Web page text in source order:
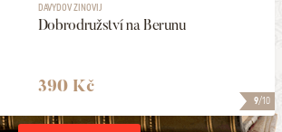
9/10
DAVYDOV ZINOVIJ
Dobrodružství na Berunu
390 Kč